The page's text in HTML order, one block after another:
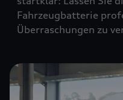
Fahrzeugbatterie
Überraschungen zu